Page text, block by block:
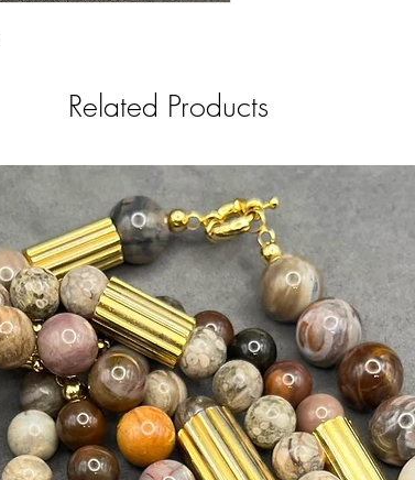
Related Products